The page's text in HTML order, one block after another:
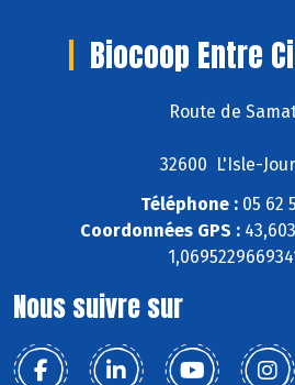
Biocoop Entre
Route de
32600 L'Isle-
Téléphone : 05 62
Coordonnées GPS :
Nous suivre sur